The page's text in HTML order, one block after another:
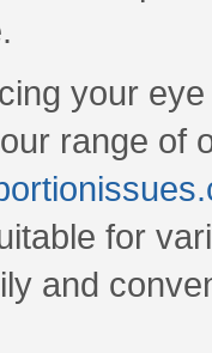
your
range of
for
and